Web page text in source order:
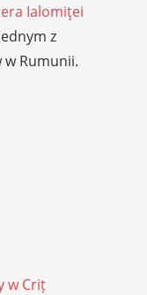
Ialomiţei
z
w Rumunii.
w Criț